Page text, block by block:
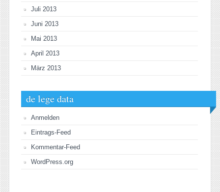
Juli 2013
Juni 2013
Mai 2013
April 2013
März 2013
de lege data
Anmelden
Eintrags-Feed
Kommentar-Feed
WordPress.org